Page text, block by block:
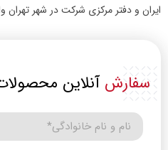
ایران و دفتر مرکزی شرکت در شهر
سفارشآنلاین